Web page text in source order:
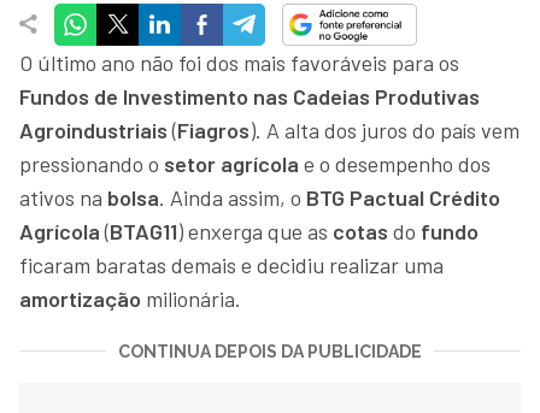
O último ano não foi dos mais favoráveis para os
Fundos de Investimento nas Cadeias Produtivas
Agroindustriais(Fiagros). A alta dos juros do país vem
pressionando o setor agrícola e o desempenho dos
ativos na bolsa. Ainda assim, o BTG Pactual Crédito
Agrícola(BTAG11) enxerga que as cotas do fundo
ficaram baratas demais e decidiu realizar uma
amortização milionária.
CONTINUA DEPOIS DA PUBLICIDADE